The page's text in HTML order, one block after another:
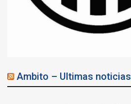
Ambito – Ultimas noticias